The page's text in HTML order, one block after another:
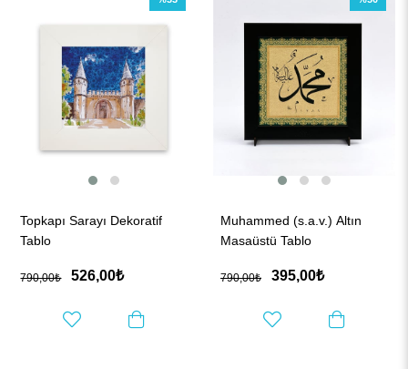
Topkapı Sarayı Dekoratif
Tablo
526,00₺
790,00₺
Muhammed (s.a.v.) Altın
Masaüstü Tablo
395,00₺
790,00₺